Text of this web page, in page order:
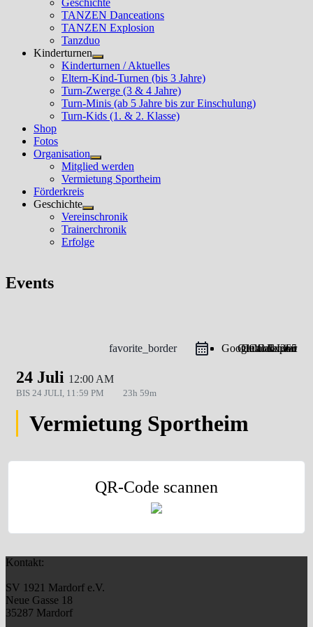
Geschichte
TANZEN Danceations
TANZEN Explosion
Tanzduo
Kinderturnen
Untermenü
anzeigen
Kinderturnen / Aktuelles
Eltern-Kind-Turnen (bis 3 Jahre)
Turn-Zwerge (3 & 4 Jahre)
Turn-Minis (ab 5 Jahre bis zur Einschulung)
Turn-Kids (1. & 2. Klasse)
Shop
Fotos
Organisation
Untermenü
anzeigen
Mitglied werden
Vermietung Sportheim
Förderkreis
Geschichte
Untermenü
anzeigen
Vereinschronik
Trainerchronik
Erfolge
Events
favorite_border iCal Export
Google Calendar
Outlook 365
Outlook Live
24 Juli 12:00 AM
BIS 24 JULI, 11:59 PM 23h 59m
Vermietung Sportheim
QR-Code scannen
Kontakt:
SV 1921 Mardorf e.V.
Neue Gasse 18
35287 Mardorf